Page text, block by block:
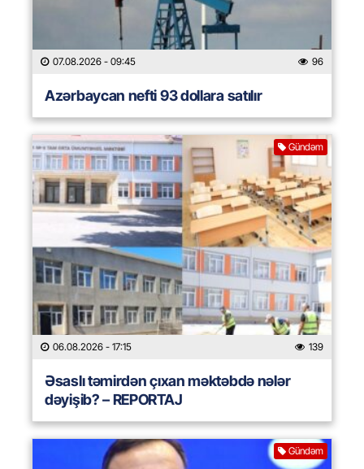
07.08.2026 - 09:45 96
Azərbaycan nefti 93 dollara satılır
Gündəm
06.08.2026 - 17:15 139
Əsaslı təmirdən çıxan məktəbdə nələr
dəyişib? – REPORTAJ
Gündəm